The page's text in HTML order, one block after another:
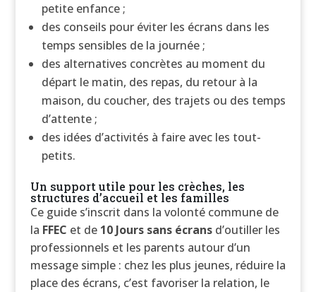
petite enfance ;
des conseils pour éviter les écrans dans les
temps sensibles de la journée ;
des alternatives concrètes au moment du
départ le matin, des repas, du retour à la
maison, du coucher, des trajets ou des temps
d’attente ;
des idées d’activités à faire avec les tout-
petits.
Un support utile pour les crèches, les
structures d’accueil et les familles
Ce guide s’inscrit dans la volonté commune de
la FFEC et de 10 Jours sans écransd’outiller les
professionnels et les parents autour d’un
message simple : chez les plus jeunes, réduire la
place des écrans, c’est favoriser la relation, le